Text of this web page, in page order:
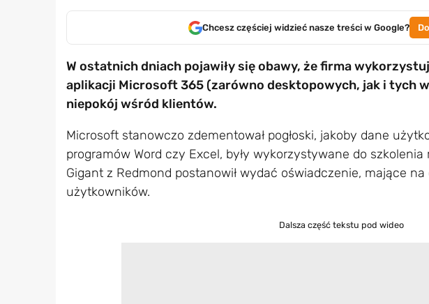
Chcesz częściej widzieć nasze treści w Google?
W ostatnich dniach pojawiły się obawy, że firma
aplikacji Microsoft 365 (zarówno desktopowych, jak i tych w
niepokój wśród klientów.
Microsoft stanowczo zdementował pogłoski, jakoby dane
programów Word czy Excel, były wykorzystywane do
Gigant z Redmond postanowił wydać oświadczenie, mające
użytkowników.
Dalsza część tekstu pod wideo